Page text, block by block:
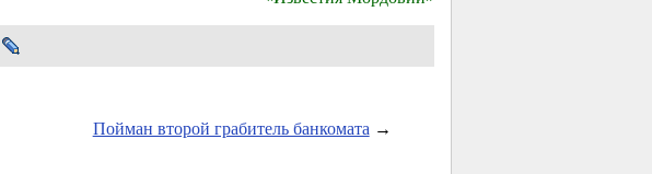
Пойман второй грабитель банкомата →